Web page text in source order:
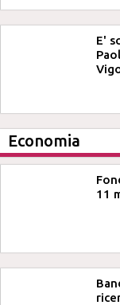
E'
Economia
11